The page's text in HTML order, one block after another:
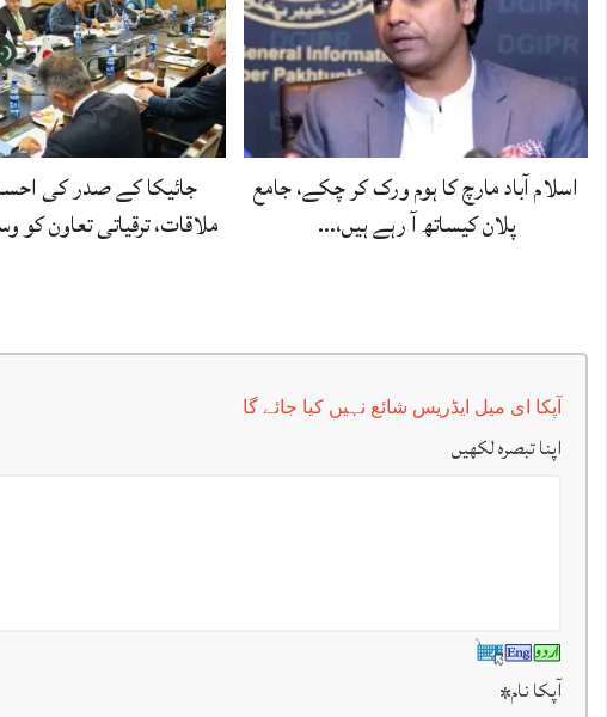
اسلام آباد مارچ کا ہوم ورک کر چکے، جامع
پلان کیساتھ آ رہے ہیں،…
جائیکا کے صدر کی
ملاقات، ترقیاتی تعاون
آپکا ای میل ایڈریس شائع نہیں کیا جائے گا
اپنا تبصرہ لکھیں
آپکا نام*